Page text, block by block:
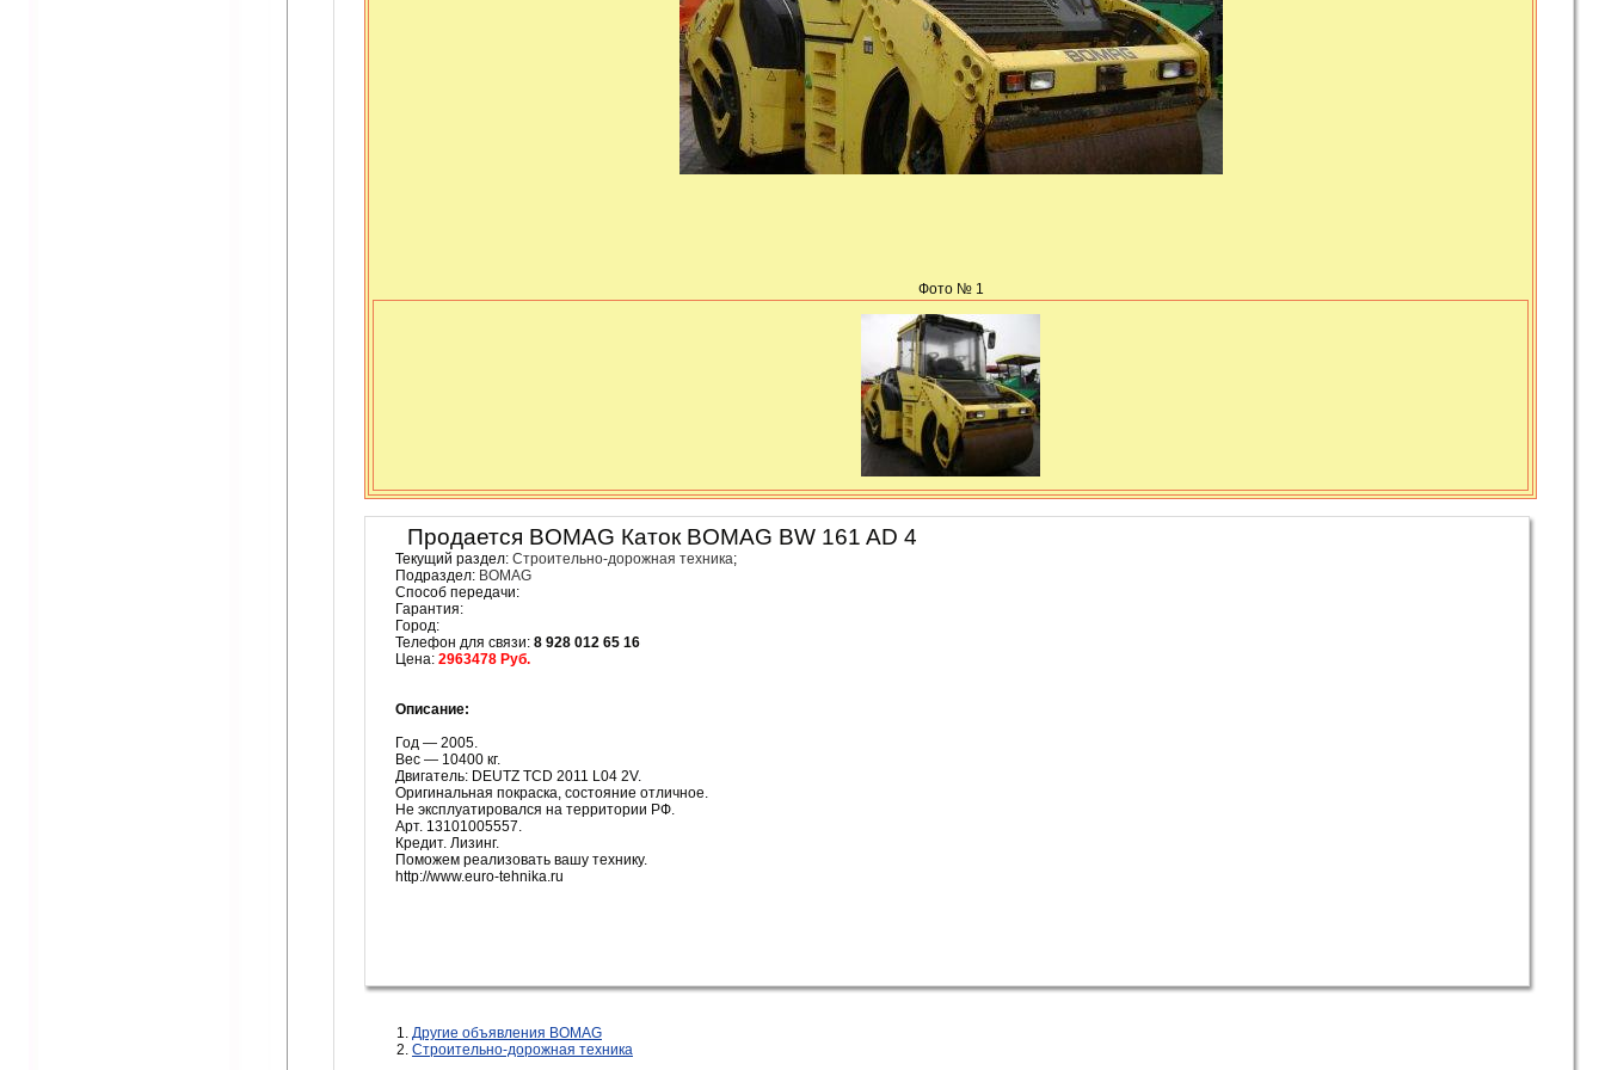
Фото № 1
Продается BOMAG Каток BOMAG BW 161 AD 4
Текущий раздел: Строительно-дорожная техника;
Подраздел: BOMAG
Способ передачи:
Гарантия:
Город:
Телефон для связи: 8 928 012 65 16
Цена: 2963478 Руб.
Описание:
Год — 2005.
Вес — 10400 кг.
Двигатель: DEUTZ TCD 2011 L04 2V.
Оригинальная покраска, состояние отличное.
Не эксплуатировался на территории РФ.
Арт. 13101005557.
Кредит. Лизинг.
Поможем реализовать вашу технику.
http://www.euro-tehnika.ru
Другие объявления BOMAG
Строительно-дорожная техника